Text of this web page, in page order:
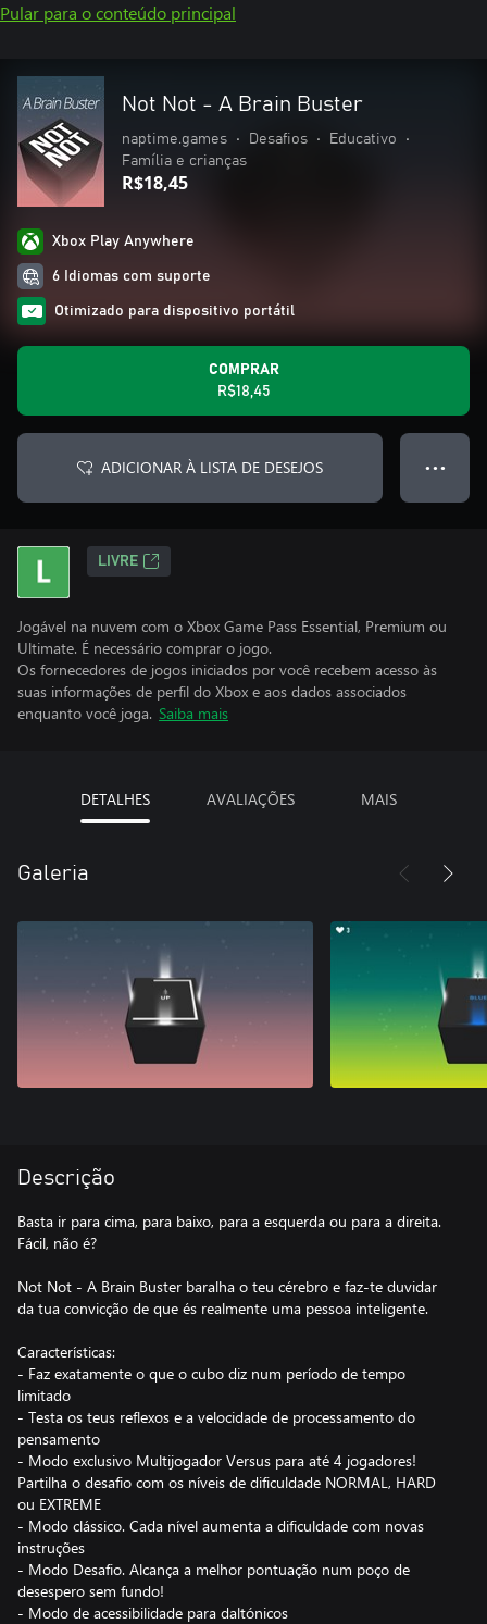
Pular para o conteúdo principal
Not Not - A Brain Buster
naptime.games • Desafios • Educativo
•
Família e crianças
R$18,45
Xbox Play Anywhere
6 Idiomas com suporte
Otimizado para dispositivo portátil
COMPRAR
R$18,45
ADICIONAR À LISTA DE DESEJOS ● ● ●
LIVRE
Jogável na nuvem com o Xbox Game Pass Essential, Premium ou
Ultimate. É necessário comprar o jogo.
Os fornecedores de jogos iniciados por você recebem acesso às
suas informações de perfil do Xbox e aos dados associados
enquanto você joga. Saiba mais
DETALHES AVALIAÇÕES MAIS
Galeria
Descrição
Basta ir para cima, para baixo, para a esquerda ou para a direita.
Fácil, não é?
Not Not - A Brain Buster baralha o teu cérebro e faz-te duvidar
da tua convicção de que és realmente uma pessoa inteligente.
Características:
- Faz exatamente o que o cubo diz num período de tempo
limitado
- Testa os teus reflexos e a velocidade de processamento do
pensamento
- Modo exclusivo Multijogador Versus para até 4 jogadores!
Partilha o desafio com os níveis de dificuldade NORMAL, HARD
ou EXTREME
- Modo clássico. Cada nível aumenta a dificuldade com novas
instruções
- Modo Desafio. Alcança a melhor pontuação num poço de
desespero sem fundo!
- Modo de acessibilidade para daltónicos